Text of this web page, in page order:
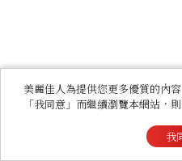
美麗佳人為提供您更多優質的內
「我同意」而繼續瀏覽本網站，
我